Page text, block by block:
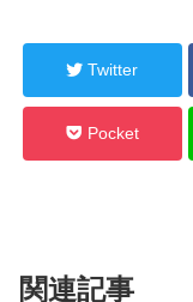
Twitter
Pocket
関連記事